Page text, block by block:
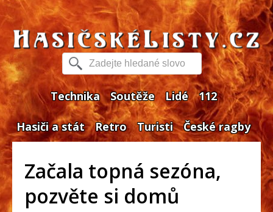
Technika Soutěže Lidé 112
Hasiči a stát Retro Turisti České ragby
Začala topná sezóna,
pozvěte si domů